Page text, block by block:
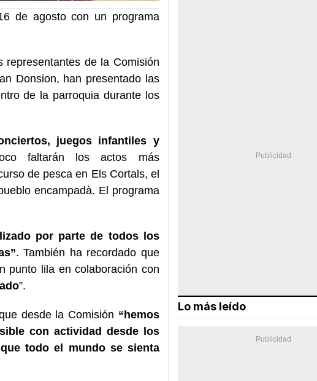
de agosto con un programa
representantes de la Comisión
Donsion, han presentado las
de la parroquia durante los
juegos infantiles y
faltarán los actos más
de pesca en Els Cortals, el
encampadà. El programa
por parte de todos los
. También ha recordado que
punto lila en colaboración con
”.
desde la Comisión “hemos
con actividad desde los
todo el mundo se sienta
Lo más leído